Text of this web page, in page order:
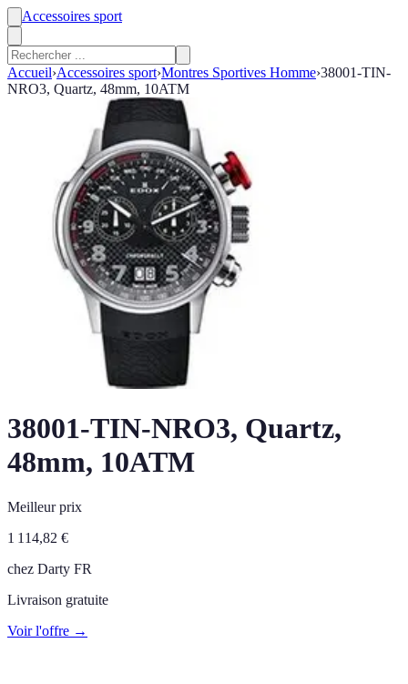
Accessoires sport
Accueil›Accessoires sport›Montres Sportives Homme›38001-TIN-
NRO3, Quartz, 48mm, 10ATM
38001-TIN-NRO3, Quartz,
48mm, 10ATM
Meilleur prix
1 114,82 €
chez Darty FR
Livraison gratuite
Voir l'offre →